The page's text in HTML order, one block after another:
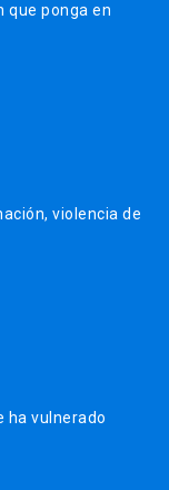
que ponga en
violencia de
ha vulnerado